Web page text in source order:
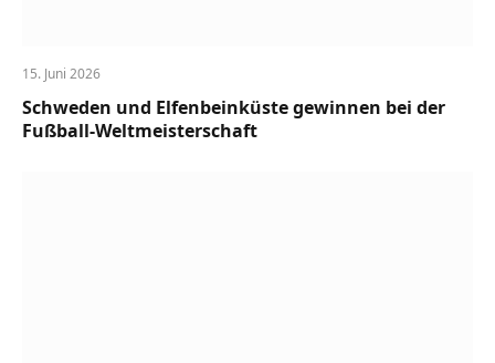
15. Juni 2026
Schweden und Elfenbeinküste gewinnen bei der
Fußball-Weltmeisterschaft